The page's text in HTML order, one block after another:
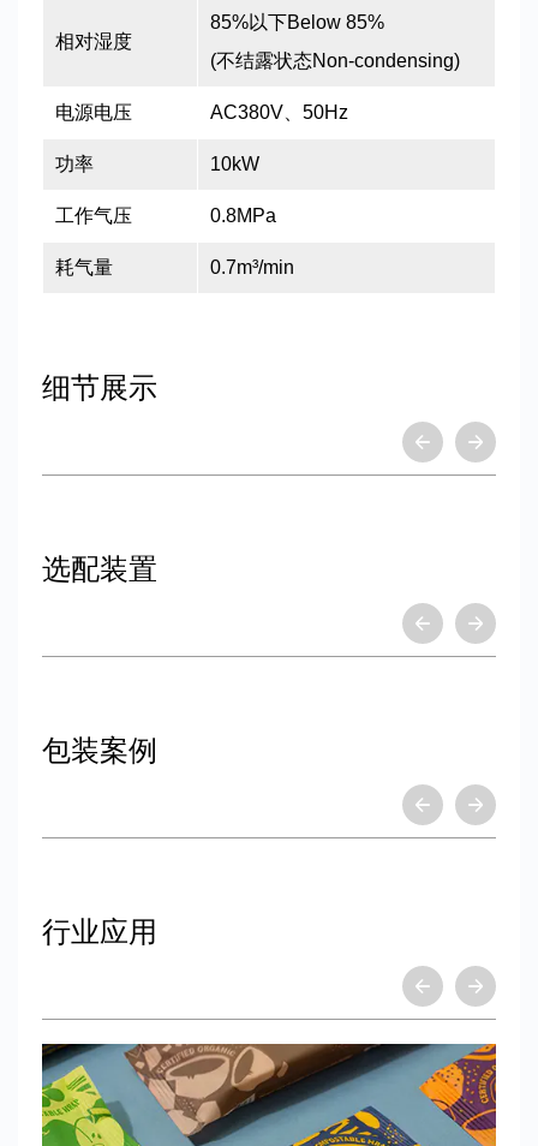
相对湿度
85%以下Below 85%
(不结露状态Non-condensing)
电源电压 AC380V、50Hz
功率 10kW
工作气压 0.8MPa
耗气量 0.7m³/min
细节展示
选配装置
包装案例
行业应用